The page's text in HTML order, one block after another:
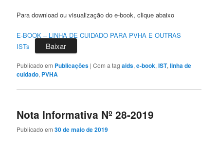
Para download ou visualização do e-book, clique abaixo
E-BOOK – LINHA DE CUIDADO PARA PVHA E OUTRAS
ISTs
Baixar
Publicado em Publicações |Com a tagaids,e-book,IST,linha de
cuidado, PVHA
Nota Informativa Nº 28-2019
Publicado em30 de maio de 2019